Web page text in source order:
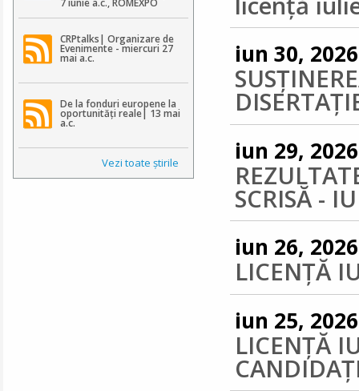
7 iunie a.c., ROMEXPO
CRPtalks| Organizare de
Evenimente - miercuri 27
mai a.c.
De la fonduri europene la
oportunități reale| 13 mai
a.c.
Vezi toate ştirile
iun 30, 2026
iun 29, 2026
SCRISĂ -
iun 26, 2026
LICENŢĂ
iun 25, 2026
LICENȚĂ